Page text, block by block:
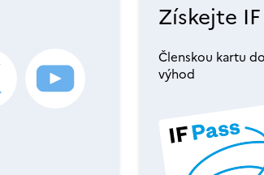
Získejte IF
Členskou kartu
výhod